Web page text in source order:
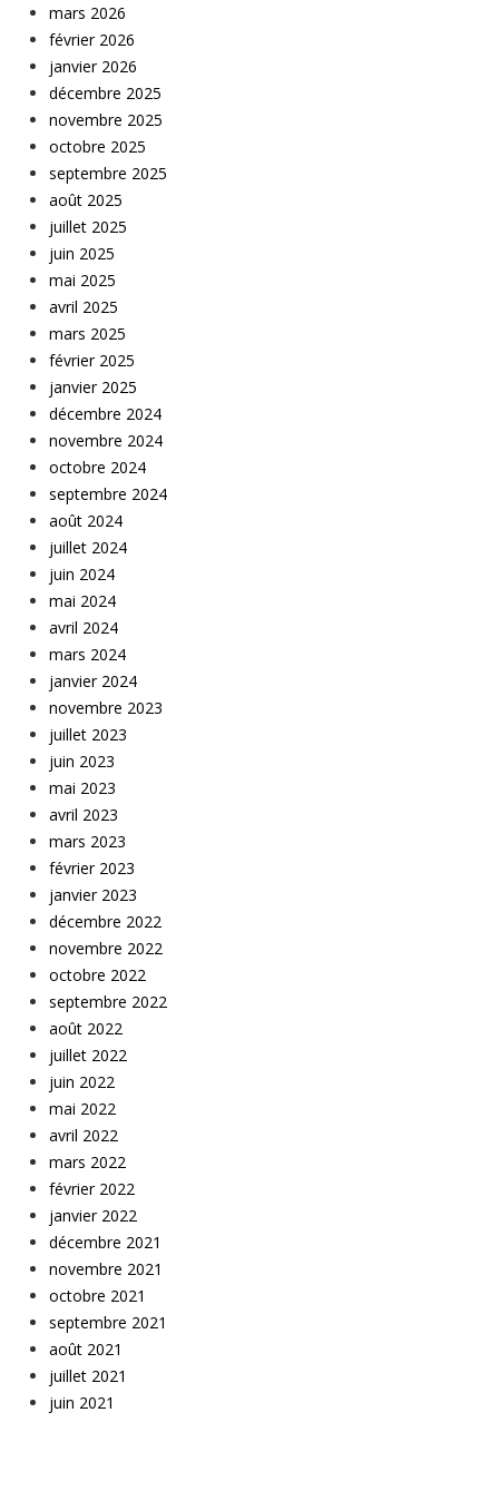
mars 2026
février 2026
janvier 2026
décembre 2025
novembre 2025
octobre 2025
septembre 2025
août 2025
juillet 2025
juin 2025
mai 2025
avril 2025
mars 2025
février 2025
janvier 2025
décembre 2024
novembre 2024
octobre 2024
septembre 2024
août 2024
juillet 2024
juin 2024
mai 2024
avril 2024
mars 2024
janvier 2024
novembre 2023
juillet 2023
juin 2023
mai 2023
avril 2023
mars 2023
février 2023
janvier 2023
décembre 2022
novembre 2022
octobre 2022
septembre 2022
août 2022
juillet 2022
juin 2022
mai 2022
avril 2022
mars 2022
février 2022
janvier 2022
décembre 2021
novembre 2021
octobre 2021
septembre 2021
août 2021
juillet 2021
juin 2021